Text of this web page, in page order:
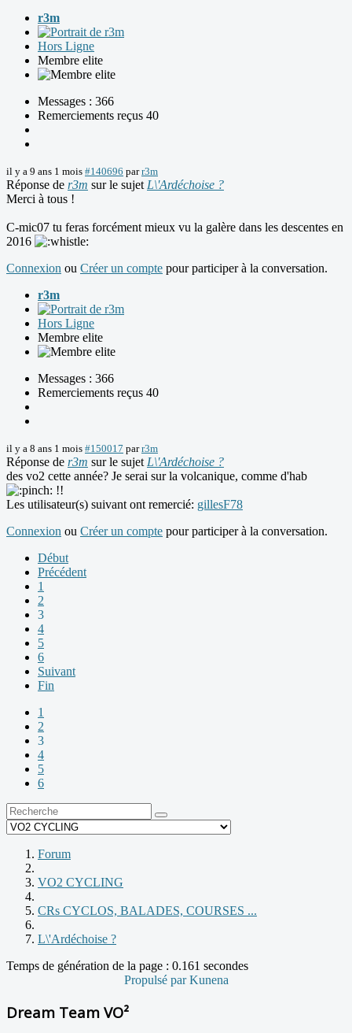
r3m
Hors Ligne
Membre elite
Messages : 366
Remerciements reçus 40
il y a 9 ans 1 mois #140696 parr3m
Réponse de r3m sur le sujet L\'Ardéchoise ?
Merci à tous !
C-mic07 tu feras forcément mieux vu la galère dans les descentes en
2016
Connexion ou Créer un compte pour participer à la conversation.
r3m
Hors Ligne
Membre elite
Messages : 366
Remerciements reçus 40
il y a 8 ans 1 mois #150017 parr3m
Réponse de r3m sur le sujet L\'Ardéchoise ?
des vo2 cette année? Je serai sur la volcanique, comme d'hab
!!
Les utilisateur(s) suivant ont remercié: gillesF78
Connexion ou Créer un compte pour participer à la conversation.
Début
Précédent
1
2
3
4
5
6
Suivant
Fin
1
2
3
4
5
6
Forum
VO2 CYCLING
CRs CYCLOS, BALADES, COURSES ...
L\'Ardéchoise ?
Temps de génération de la page : 0.161 secondes
Propulsé parKunena
Dream Team VO²